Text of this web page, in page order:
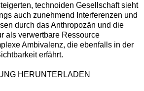
technoiden Gesellschaft sieht
auch zunehmend Interferenzen und
durch das Anthropozän und die
als verwertbare Ressource
Ambivalenz, die ebenfalls in der
erfährt.